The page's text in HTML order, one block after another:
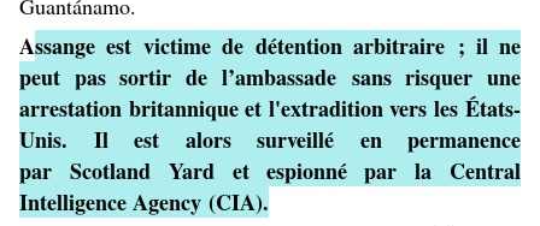
Guantánamo.
Assange est victime de détention arbitraire ; il ne
peut pas sortir de l’ambassadesans risquer une
arrestation britannique et l'extradition vers les États-
Unis. Il est alors surveillé en permanence
parScotland Yardet espionné par la Central
Intelligence Agency (CIA).